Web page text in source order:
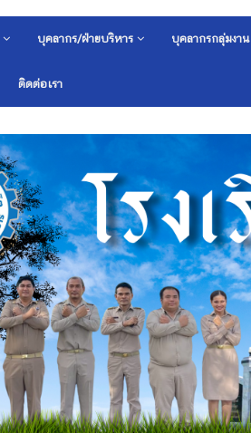
บุคลากร/ฝ่ายบริหาร บุคลากรกลุ่มงาน
ติดต่อเรา